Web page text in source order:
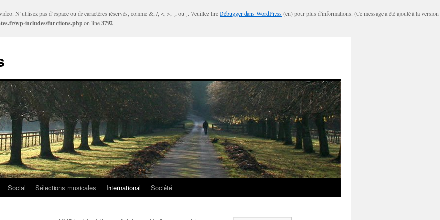
N’utilisez pas d’espace ou de caractères réservés, comme &, /, <, >, [, ou ]. Veuillez lireDébugger dans WordPress(en) pour plus d'informations. (Ce message a été ajouté à la version
wp-includes/functions.phpon line3792
Social Sélections musicales International Société